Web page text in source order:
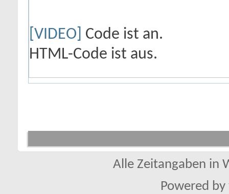
[VIDEO] Code ist an.
HTML-Code ist aus.
Alle Zeitangaben in
Powered by